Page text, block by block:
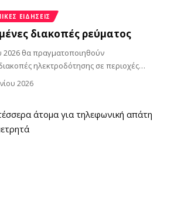
ΕΙΔΉΣΕΙΣ
διακοπές ρεύματος
2026 θα πραγματοποιηθούν
ηλεκτροδότησης σε περιοχές…
2026